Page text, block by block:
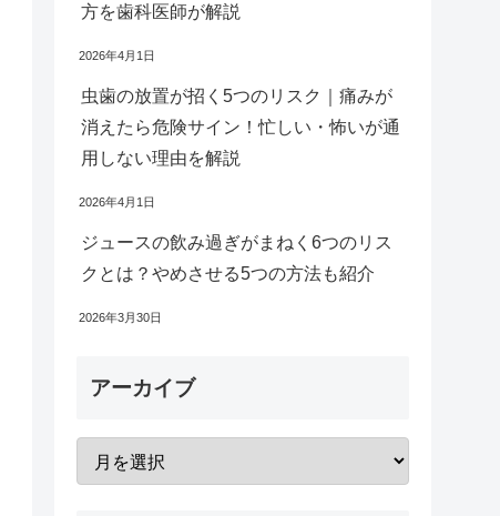
方を歯科医師が解説
2026年4月1日
虫歯の放置が招く5つのリスク｜痛みが
消えたら危険サイン！忙しい・怖いが通
用しない理由を解説
2026年4月1日
ジュースの飲み過ぎがまねく6つのリス
クとは？やめさせる5つの方法も紹介
2026年3月30日
アーカイブ